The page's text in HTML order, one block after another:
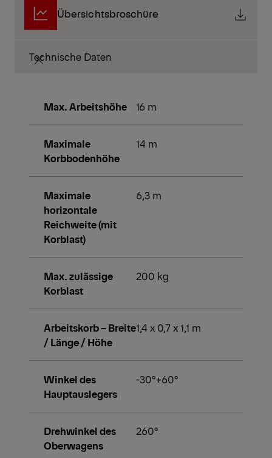
Übersichtsbroschüre
Technische Daten
Max. Arbeitshöhe 16 m
Maximale
Korbbodenhöhe
14 m
Maximale
horizontale
Reichweite (mit
Korblast)
6,3 m
Max. zulässige
Korblast
200 kg
Arbeitskorb – Breite
/ Länge / Höhe
1,4 x 0,7 x 1,1 m
Winkel des
Hauptauslegers
-30°+60°
Drehwinkel des
Oberwagens
260°